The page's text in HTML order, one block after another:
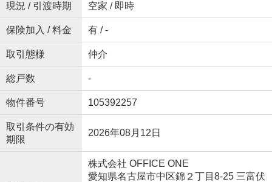
現況 / 引渡時期 空家 / 即時
保険加入 / 料金 有 / -
取引態様 仲介
総戸数 -
物件番号 105392257
取引条件の有効
期限
2026年08月12日
株式会社 OFFICE ONE
愛知県名古屋市中区錦２丁目8-25 三富伏